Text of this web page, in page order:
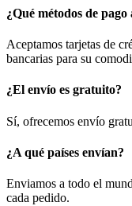
¿Qué métodos de pago
Aceptamos tarjetas de
bancarias para su
¿El envío es gratuito?
Sí, ofrecemos envío
¿A qué países envían?
Enviamos a todo el
cada pedido.